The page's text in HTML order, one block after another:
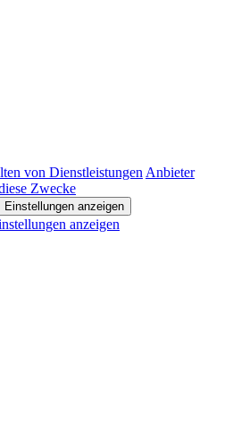
von Dienstleistungen Anbieter
Zwecke
Einstellungen anzeigen
anzeigen